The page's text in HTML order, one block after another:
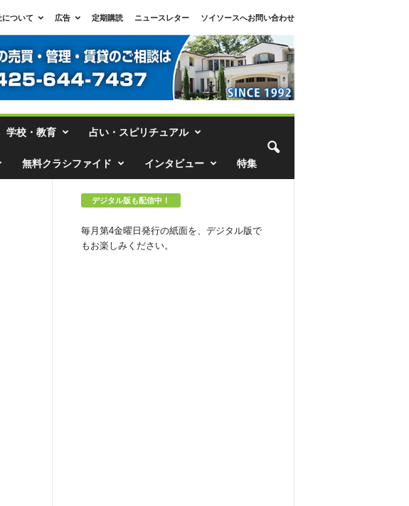
ついて 広告 定期購読 ニュースレター
ソイソースへお問い合わせ
学校・教育 占い・スピリチュアル
無料クラシファイド インタビュー 特集
デジタル版も配信中！
毎月第4金曜日発行の紙面を、デジタル版で
もお楽しみください。